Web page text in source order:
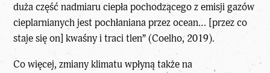
duża część nadmiaru ciepła pochodzącego z emisji gazów
cieplarnianych jest pochłaniana przez ocean… [przez co
staje się on] kwaśny i traci tlen” (Coelho, 2019).
Co więcej, zmiany klimatu wpłyną także na